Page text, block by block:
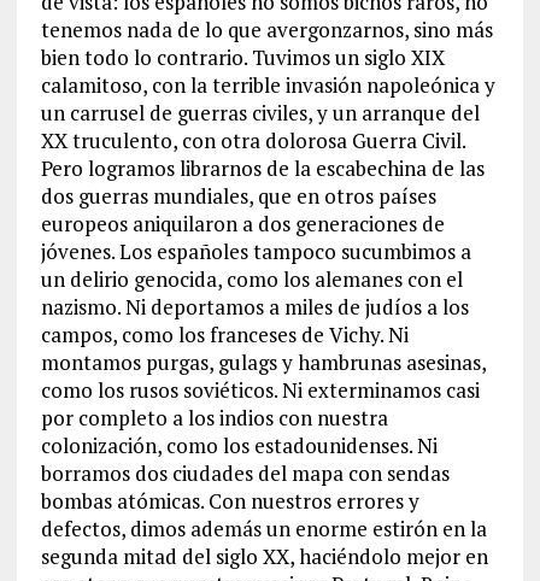
tenemos nada de lo que avergonzarnos, sino más
bien todo lo contrario. Tuvimos un siglo XIX
calamitoso, con la terrible invasión napoleónica y
un carrusel de guerras civiles, y un arranque del
XX truculento, con otra dolorosa Guerra Civil.
Pero logramos librarnos de la escabechina de las
dos guerras mundiales, que en otros países
europeos aniquilaron a dos generaciones de
jóvenes. Los españoles tampoco sucumbimos a
un delirio genocida, como los alemanes con el
nazismo. Ni deportamos a miles de judíos a los
campos, como los franceses de Vichy. Ni
montamos purgas, gulags y hambrunas asesinas,
como los rusos soviéticos. Ni exterminamos casi
por completo a los indios con nuestra
colonización, como los estadounidenses. Ni
borramos dos ciudades del mapa con sendas
bombas atómicas. Con nuestros errores y
defectos, dimos además un enorme estirón en la
segunda mitad del siglo XX, haciéndolo mejor en